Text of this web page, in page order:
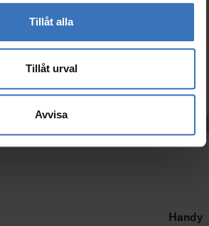
Tillåt alla
Tillåt urval
Avvisa
Handy